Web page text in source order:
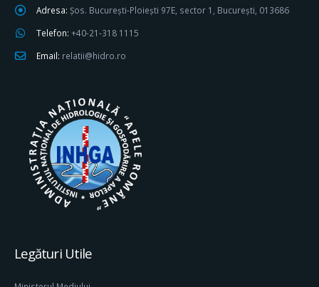
Adresa: Șos. București-Ploiești 97E, sector 1, București, 013686
Telefon: +40-21-318 1115
Email: relatii@hidro.ro
Legături Utile